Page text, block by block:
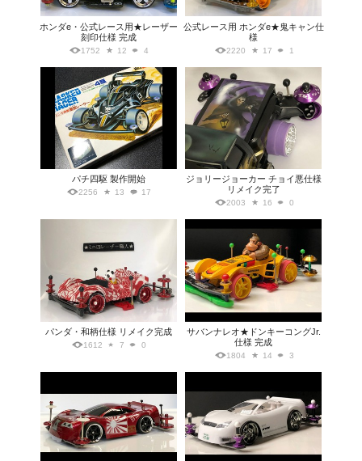
ホンダe・公式レース用★レーザー
刻印仕様 完成
1752 12 4
公式レース用 ホンダe★鬼キャン仕
様
2220 17 1
パチ四駆 製作開始
2256 13 17
ジョリージョーカー チョイ悪仕様
リメイク完了
2003 16 0
パンダ・和柄仕様 リメイク完成
1612 7 0
サバンナレオ★ドンキーコングJr.
仕様 完成
1804 14 3